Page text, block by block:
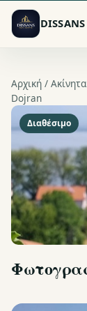
Αρχική / Ακίνητα
Dojran
Διαθέσιμο